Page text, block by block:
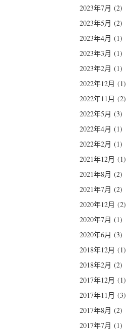
2023年7月 (2)
2023年5月 (2)
2023年4月 (1)
2023年3月 (1)
2023年2月 (1)
2022年12月 (1)
2022年11月 (2)
2022年5月 (3)
2022年4月 (1)
2022年2月 (1)
2021年12月 (1)
2021年8月 (2)
2021年7月 (2)
2020年12月 (2)
2020年7月 (1)
2020年6月 (3)
2018年12月 (1)
2018年2月 (2)
2017年12月 (1)
2017年11月 (3)
2017年8月 (2)
2017年7月 (1)